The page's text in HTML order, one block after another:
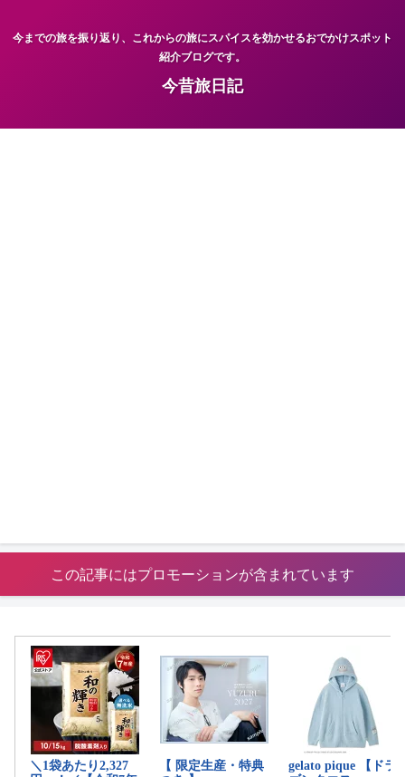
今までの旅を振り返り、これからの旅にスパイスを効かせるおでかけスポット
紹介ブログです。
今昔旅日記
この記事にはプロモーションが含まれています